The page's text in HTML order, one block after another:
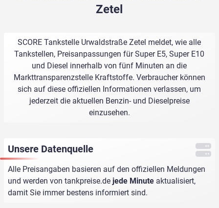
Zetel
SCORE Tankstelle Urwaldstraße Zetel meldet, wie alle
Tankstellen, Preisanpassungen für Super E5, Super E10
und Diesel innerhalb von fünf Minuten an die
Markttransparenzstelle Kraftstoffe. Verbraucher können
sich auf diese offiziellen Informationen verlassen, um
jederzeit die aktuellen Benzin- und Dieselpreise
einzusehen.
Unsere Datenquelle
Alle Preisangaben basieren auf den offiziellen Meldungen
und werden von tankpreise.de jede Minute aktualisiert,
damit Sie immer bestens informiert sind.